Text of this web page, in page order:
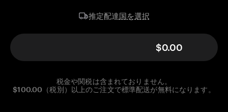
推定配達国を選択
$0.00
税金や関税は含まれておりません。
$100.00（税別）以上のご注文で標準配送が無料になります。